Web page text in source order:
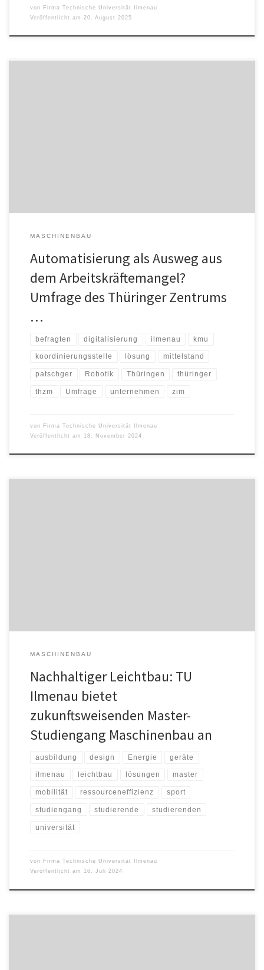
von Firma Technische Universität Ilmenau
Veröffentlicht am
20. August 2025
MASCHINENBAU
Automatisierung als Ausweg aus
dem Arbeitskräftemangel?
Umfrage des Thüringer Zentrums
…
befragten digitalisierung ilmenau kmu
koordinierungsstelle lösung mittelstand
patschger Robotik Thüringen thüringer
thzm Umfrage unternehmen zim
von Firma Technische Universität Ilmenau
Veröffentlicht am
18. November 2024
MASCHINENBAU
Nachhaltiger Leichtbau: TU
Ilmenau bietet
zukunftsweisenden Master-
Studiengang Maschinenbau an
ausbildung design Energie geräte
ilmenau leichtbau lösungen master
mobilität ressourceneffizienz sport
studiengang studierende studierenden
universität
von Firma Technische Universität Ilmenau
Veröffentlicht am
16. Juli 2024